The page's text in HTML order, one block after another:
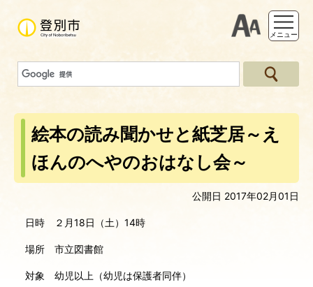
支援ツー
メニュー
絵本の読み聞かせと紙芝居～え
ほんのへやのおはなし会～
公開日 2017年02月01日
日時 ２月18日（土）14時
場所 市立図書館
対象 幼児以上（幼児は保護者同伴）